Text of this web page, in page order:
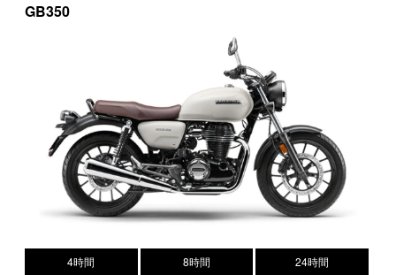
GB350
4時間 8時間 24時間